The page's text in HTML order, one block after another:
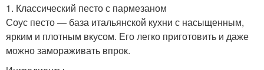
1. Классический песто с пармезаном
Соус песто — база итальянской кухни с насыщенным,
ярким и плотным вкусом. Его легко приготовить и даже
можно замораживать впрок.